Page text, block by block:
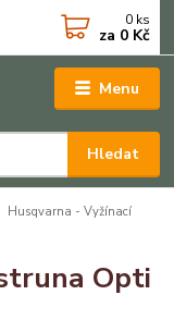
Menu
Hledat
0 ks
za 0 Kč
Husqvarna - Vyžínací
Opti